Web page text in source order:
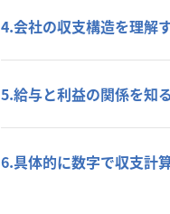
4.会社の収支構造を理解
5.給与と利益の関係を知る
6.具体的に数字で収支計